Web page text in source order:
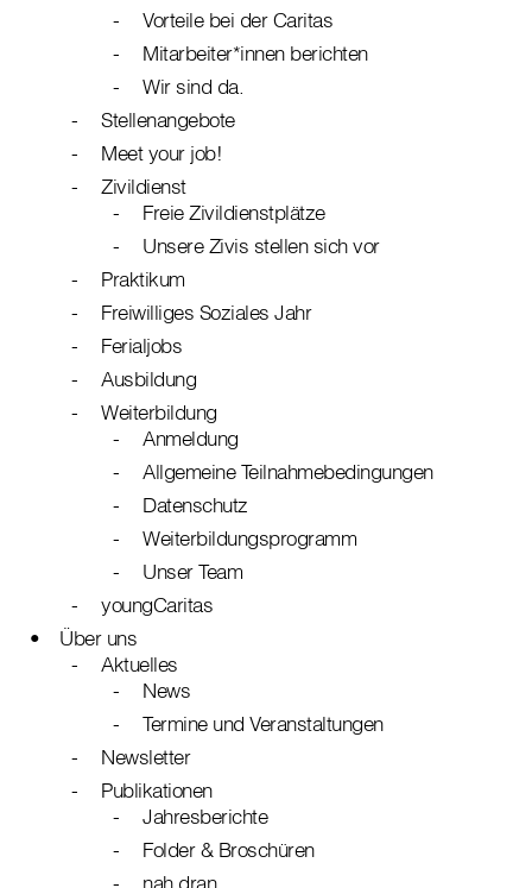
Vorteile bei der Caritas
Mitarbeiter*innen berichten
Wir sind da.
Stellenangebote
Meet your job!
Zivildienst
Freie Zivildienstplätze
Unsere Zivis stellen sich vor
Praktikum
Freiwilliges Soziales Jahr
Ferialjobs
Ausbildung
Weiterbildung
Anmeldung
Allgemeine Teilnahmebedingungen
Datenschutz
Weiterbildungsprogramm
Unser Team
youngCaritas
Über uns
Aktuelles
News
Termine und Veranstaltungen
Newsletter
Publikationen
Jahresberichte
Folder & Broschüren
nah dran